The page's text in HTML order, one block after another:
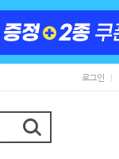
로그인